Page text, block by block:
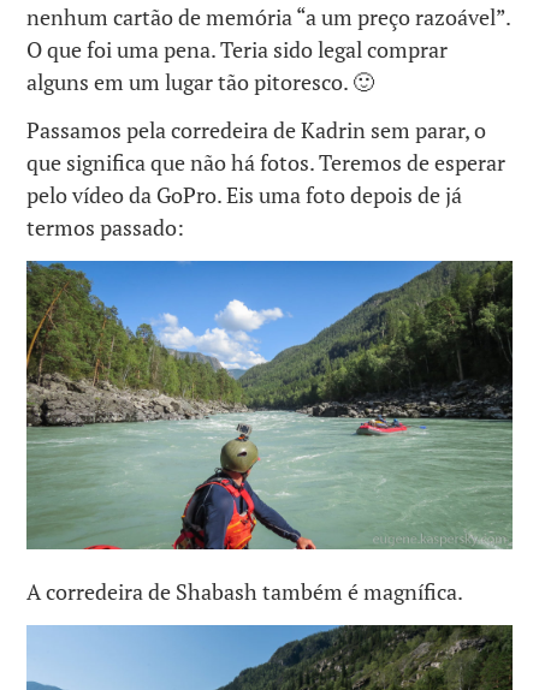
nenhum cartão de memória “a um preço razoável”.
O que foi uma pena. Teria sido legal comprar
alguns em um lugar tão pitoresco. 🙂
Passamos pela corredeira de Kadrin sem parar, o
que significa que não há fotos. Teremos de esperar
pelo vídeo da GoPro. Eis uma foto depois de já
termos passado:
A corredeira de Shabash também é magnífica.